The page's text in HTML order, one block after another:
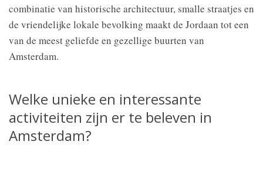
combinatie van historische architectuur, smalle straatjes en
de vriendelijke lokale bevolking maakt de Jordaan tot een
van de meest geliefde en gezellige buurten van
Amsterdam.
Welke unieke en interessante
activiteiten zijn er te beleven in
Amsterdam?